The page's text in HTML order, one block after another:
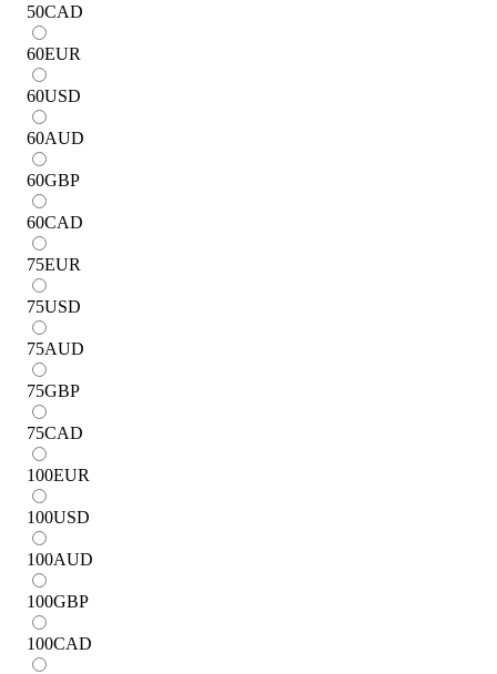
50CAD
60EUR
60USD
60AUD
60GBP
60CAD
75EUR
75USD
75AUD
75GBP
75CAD
100EUR
100USD
100AUD
100GBP
100CAD